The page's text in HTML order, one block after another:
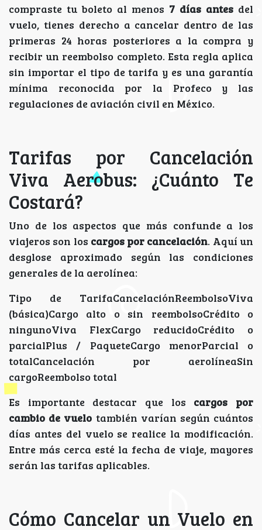
compraste tu boleto al menos 7 días antes del
vuelo, tienes derecho a cancelar dentro de las
primeras 24 horas posteriores a la compra y
recibir un reembolso completo. Esta regla aplica
sin importar el tipo de tarifa y es una garantía
mínima reconocida por la Profeco y las
regulaciones de aviación civil en México.
Tarifas por Cancelación
Viva Aerobus: ¿Cuánto Te
Costará?
Uno de los aspectos que más confunde a los
viajeros son los cargos por cancelación. Aquí un
desglose aproximado según las condiciones
generales de la aerolínea:
Tipo de TarifaCancelaciónReembolsoViva
(básica)Cargo alto o sin reembolsoCrédito o
ningunoViva FlexCargo reducidoCrédito o
parcialPlus / PaqueteCargo menorParcial o
totalCancelación por aerolíneaSin
cargoReembolso total
Es importante destacar que los cargos por
cambio de vuelo también varían según cuántos
días antes del vuelo se realice la modificación.
Entre más cerca esté la fecha de viaje, mayores
serán las tarifas aplicables.
Cómo Cancelar un Vuelo en